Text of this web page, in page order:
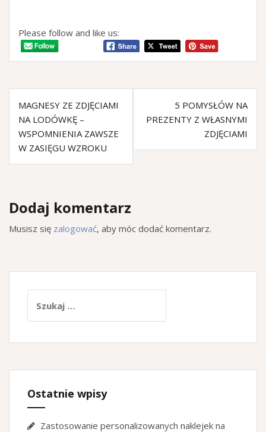
Please follow and like us:
MAGNESY ZE ZDJĘCIAMI
NA LODÓWKĘ –
WSPOMNIENIA ZAWSZE
W ZASIĘGU WZROKU
5 POMYSŁÓW NA
PREZENTY Z WŁASNYMI
ZDJĘCIAMI
Dodaj komentarz
Musisz się zalogować, aby móc dodać komentarz.
Ostatnie wpisy
Zastosowanie personalizowanych naklejek na